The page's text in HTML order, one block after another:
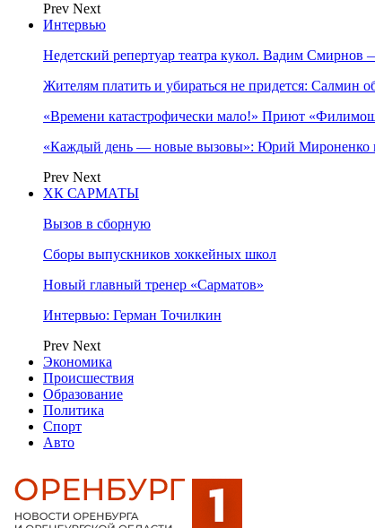
Prev Next
Интервью
Недетский репертуар театра кукол. Вадим Смирнов
Жителям платить и убираться не придется: Салмин
«Времени катастрофически мало!» Приют
«Каждый день — новые вызовы»: Юрий Мироненко
Prev Next
ХК САРМАТЫ
Вызов в сборную
Сборы выпускников хоккейных школ
Новый главный тренер «Сарматов»
Интервью: Герман Точилкин
Prev Next
Экономика
Происшествия
Образование
Политика
Спорт
Авто